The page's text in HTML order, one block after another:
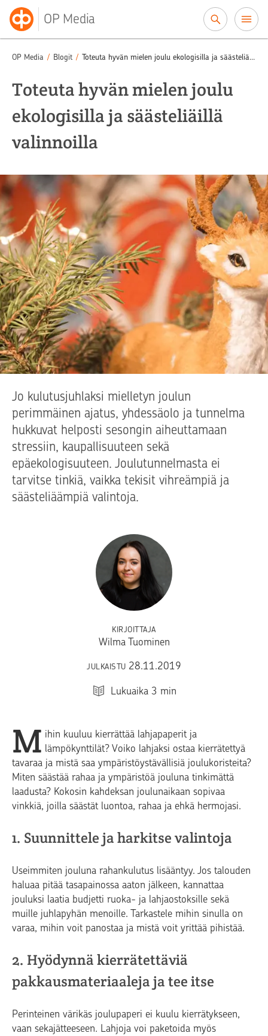
OP Media
OP Media / Blogit / Toteuta hyvän mielen joulu ekologisilla ja säästeliäillä valinnoilla
Toteuta hyvän mielen joulu
ekologisilla ja säästeliäillä
valinnoilla
Jo kulutusjuhlaksi mielletyn joulun
perimmäinen ajatus, yhdessäolo ja tunnelma
hukkuvat helposti sesongin aiheuttamaan
stressiin, kaupallisuuteen sekä
epäekologisuuteen. Joulutunnelmasta ei
tarvitse tinkiä, vaikka tekisit vihreämpiä ja
säästeliäämpiä valintoja.
KIRJOITTAJA
Wilma Tuominen
JULKAISTU 28.11.2019
Lukuaika 3 min
M ihin kuuluu kierrättää lahjapaperit ja
lämpökynttilät? Voiko lahjaksi ostaa kierrätettyä
tavaraa ja mistä saa ympäristöystävällisiä joulukoristeita?
Miten säästää rahaa ja ympäristöä jouluna tinkimättä
laadusta? Kokosin kahdeksan joulunaikaan sopivaa
vinkkiä, joilla säästät luontoa, rahaa ja ehkä hermojasi.
1. Suunnittele ja harkitse valintoja
Useimmiten jouluna rahankulutus lisääntyy. Jos talouden
haluaa pitää tasapainossa aaton jälkeen, kannattaa
jouluksi laatia budjetti ruoka- ja lahjaostoksille sekä
muille juhlapyhän menoille. Tarkastele mihin sinulla on
varaa, mihin voit panostaa ja mistä voit yrittää pihistää.
2. Hyödynnä kierrätettäviä
pakkausmateriaaleja ja tee itse
Perinteinen värikäs joulupaperi ei kuulu kierrätykseen,
vaan sekajätteeseen. Lahjoja voi paketoida myös